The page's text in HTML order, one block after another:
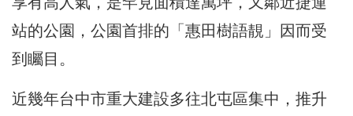
站的公園，公園首排的「惠田樹語靚」因而受
到矚目。
近幾年台中市重大建設多往北屯區集中，推升